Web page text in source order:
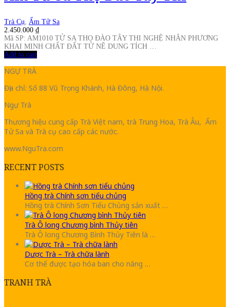
Trà Cụ, Ấm Tử Sa
2.450.000 ₫
Mã SP: AM1010 TỬ SA THỌ ĐÀO TÂY THI NGHỆ NHÂN PHƯƠNG
KHAI MINH CHẤT ĐẤT TỬ NÊ DUNG TÍCH …
Add to cart
NGỰ TRÀ
Địa chỉ: Số 88 Vũ Trọng Khánh, Hà Đông, Hà Nội.
Ngự Trà
Thương hiệu cung cấp Trà Việt nam, trà Trung Hoa, Trà Âu, Ấm
Tử Sa và Trà cụ cao cấp các nước.
www.NguTra.com
RECENT POSTS
Hồng trà Chính sơn tiểu chủng
Hồng trà Chính Sơn Tiểu Chủng sản xuất …
Trà Ô long Chương bình Thủy tiên
Trà Ô long Chương Bình Thủy Tiên là …
Dược Trà – Trà chữa lành
Cơ thể được tạo hóa ban cho năng …
TRANH TRÀ